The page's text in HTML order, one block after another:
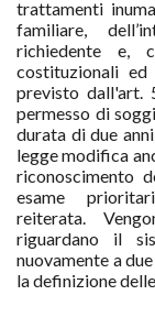
trattamenti
familiare,
richiedente e,
costituzionali
previsto dall'art.
permesso di
durata di due
legge modifica
riconoscimento
esame
reiterata.
riguardano il
nuovamente a
la definizione